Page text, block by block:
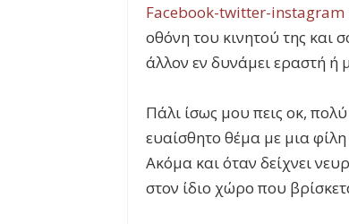
Facebook-twitter-instagram
οθόνη του κινητού της και
άλλον εν δυνάμει εραστή ή
Πάλι ίσως μου πεις οκ,
ευαίσθητο θέμα με μια
Ακόμα και όταν δείχνει
στον ίδιο χώρο που